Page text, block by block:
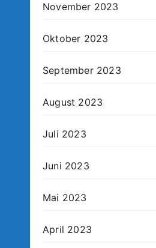
November 2023
Oktober 2023
September 2023
August 2023
Juli 2023
Juni 2023
Mai 2023
April 2023